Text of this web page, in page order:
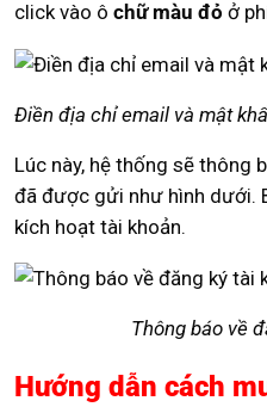
click vào ô chữ màu đỏ ở
Điền địa chỉ email và mật
Lúc này, hệ thống sẽ thông
đã được gửi như hình dưới.
kích hoạt tài khoản.
Thông báo về
Hướng dẫn cách